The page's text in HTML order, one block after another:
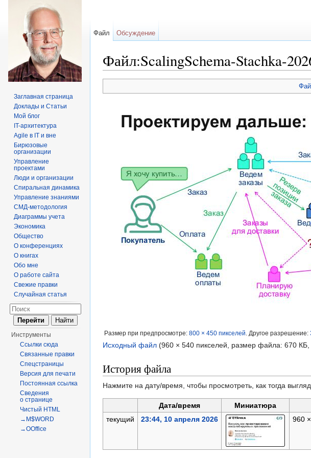
Файл:ScalingSchema-Stachka-
Размер при предпросмотре: 800 × 450 пикселей Другое разрешение:
Исходный файл (960 × 540 пикселей, размер файла: 670 КБ,
История файла
Нажмите на дату/время, чтобы просмотреть, как тогда
Дата/время Миниатюра
текущий
23:44, 10 апреля 2026 960
Файл Обсуждение
Заглавная страница
Доклады и Статьи
Мой блог
IT-архитектура
Agile в IT и вне
Бирюзовые
организации
Управление
проектами
Люди и организации
Спиральная динамика
Управление знаниями
СМД-методология
Диаграммы учета
Экономика
Общество
О конференциях
О книгах
Обо мне
О работе сайта
Свежие правки
Случайная статья
Инструменты
Ссылки сюда
Связанные правки
Спецстраницы
Версия для печати
Постоянная ссылка
Сведения
о странице
Чистый HTML
→M$WORD
→OOffice